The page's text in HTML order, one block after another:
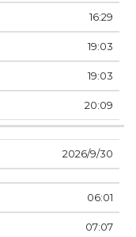
16:29
19:03
19:03
20:09
30‏‏/9‏‏/2026
06:01
07:07